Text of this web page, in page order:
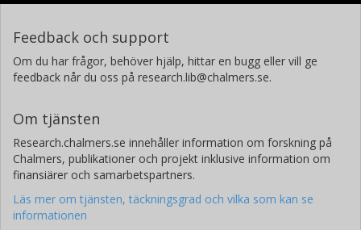
Feedback och support
Om du har frågor, behöver hjälp, hittar en bugg eller vill ge
feedback når du oss på research.lib@chalmers.se.
Om tjänsten
Research.chalmers.se innehåller information om forskning på
Chalmers, publikationer och projekt inklusive information om
finansiärer och samarbetspartners.
Läs mer om tjänsten, täckningsgrad och vilka som kan se
informationen